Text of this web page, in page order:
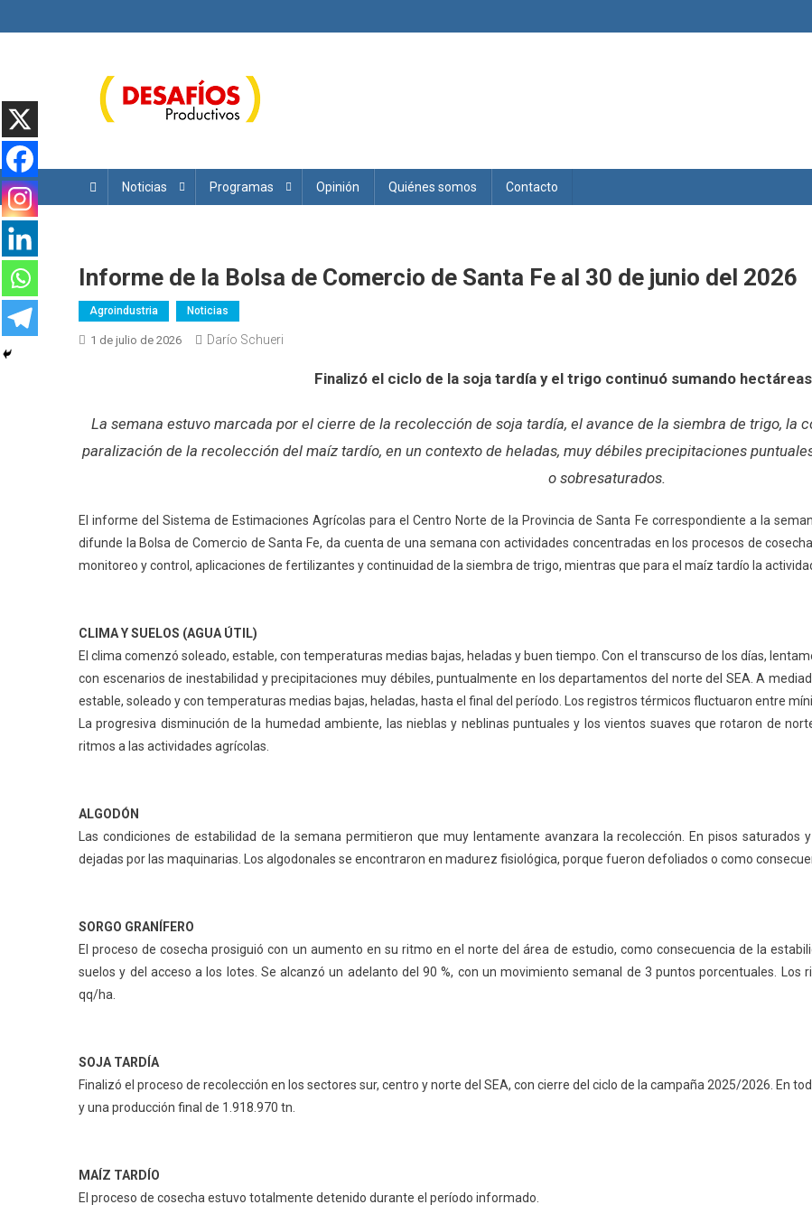
al
Noticias Programas Opinión Quiénes somos Contacto
Informe de la Bolsa de Comercio de Santa Fe al 30 de junio del 2026
Agroindustria Noticias
1 de julio de 2026 Darío Schueri
Finalizó el ciclo de la soja tardía y el trigo continuó sumando
La semana estuvo marcada por el cierre de la recolección de soja tardía, el avance de la siembra de trigo, la
paralización de la recolección del maíz tardío, en un contexto de heladas, muy débiles precipitaciones
o sobresaturados.
El informe del Sistema de Estimaciones Agrícolas para el Centro Norte de la Provincia de Santa Fe correspondiente a la
difunde la Bolsa de Comercio de Santa Fe, da cuenta de una semana con actividades concentradas en los procesos de
monitoreo y control, aplicaciones de fertilizantes y continuidad de la siembra de trigo, mientras que para el maíz tardío la
CLIMA Y SUELOS (AGUA ÚTIL)
El clima comenzó soleado, estable, con temperaturas medias bajas, heladas y buen tiempo. Con el transcurso de los días,
con escenarios de inestabilidad y precipitaciones muy débiles, puntualmente en los departamentos del norte del SEA. A
estable, soleado y con temperaturas medias bajas, heladas, hasta el final del período. Los registros térmicos fluctuaron entre
La progresiva disminución de la humedad ambiente, las nieblas y neblinas puntuales y los vientos suaves que rotaron de
ritmos a las actividades agrícolas.
ALGODÓN
Las condiciones de estabilidad de la semana permitieron que muy lentamente avanzara la recolección. En pisos
dejadas por las maquinarias. Los algodonales se encontraron en madurez fisiológica, porque fueron defoliados o como
SORGO GRANÍFERO
El proceso de cosecha prosiguió con un aumento en su ritmo en el norte del área de estudio, como consecuencia de la
suelos y del acceso a los lotes. Se alcanzó un adelanto del 90 %, con un movimiento semanal de 3 puntos porcentuales.
qq/ha.
SOJA TARDÍA
Finalizó el proceso de recolección en los sectores sur, centro y norte del SEA, con cierre del ciclo de la campaña 2025/2026. En
y una producción final de 1.918.970 tn.
MAÍZ TARDÍO
El proceso de cosecha estuvo totalmente detenido durante el período informado.